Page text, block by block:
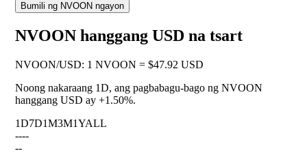
Bumili ng NVOON ngayon
NVOON hanggang USD na tsart
NVOON/USD: 1 NVOON = $47.92 USD
Noong nakaraang 1D, ang pagbabagu-bago ng NVOON
hanggang USD ay +1.50%.
1D7D1M3M1YALL
----
--